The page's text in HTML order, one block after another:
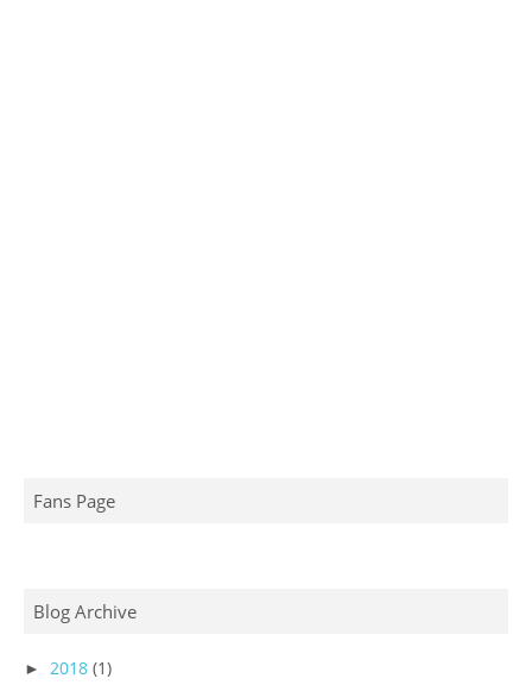
Fans Page
Blog Archive
► 2018 (1)